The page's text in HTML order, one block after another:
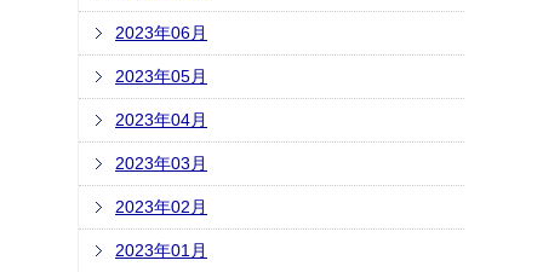
2023年06月
2023年05月
2023年04月
2023年03月
2023年02月
2023年01月